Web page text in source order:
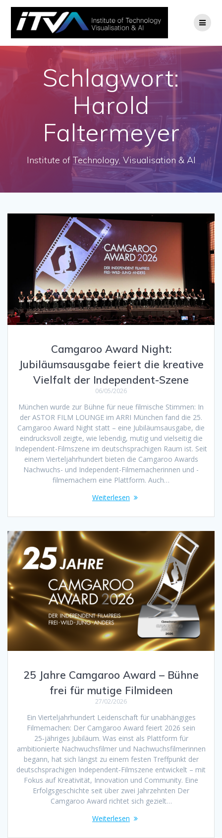
Zum
Inhalt
springen
Schlagwort:
Harold
Faltermeyer
Institute of Technology, Visualisation & AI
Camgaroo Award Night:
Jubiläumsausgabe feiert die kreative
Vielfalt der Independent-Szene
06/05/2026
München wurde zur Bühne für neue filmische Stimmen: In
der ASTOR FILM LOUNGE im ARRI München fand die 25.
Camgaroo Award Night statt – eine Jubiläumsausgabe, die
eindrucksvoll zeigte, wie lebendig, mutig und vielseitig die
Independent-Filmszene im deutschsprachigen Raum ist. Seit
einem Vierteljahrhundert bieten die Camgaroo Awards
Nachwuchs- und Independent-Filmemacherinnen und -
filmemachern eine Plattform. Auch…
Weiterlesen
25 Jahre Camgaroo Award – Bühne
frei für mutige Filmideen
27/02/2026
Ein Vierteljahrhundert Leidenschaft für unabhängiges
Filmemachen: Der Camgaroo Award feiert 2026 sein
25‑jähriges Jubiläum. Was einst als Plattform für
ambitionierte Nachwuchsfilmer und Nachwuchsfilmerinnen
begann, hat sich längst zu einem festen Treffpunkt der
deutschsprachigen Independent‑Filmszene entwickelt – mit
Fokus auf Kreativität, Innovation und Community. Eine
Erfolgsgeschichte seit über zwei Jahrzehnten Der
Camgaroo Award richtet sich gezielt…
Weiterlesen